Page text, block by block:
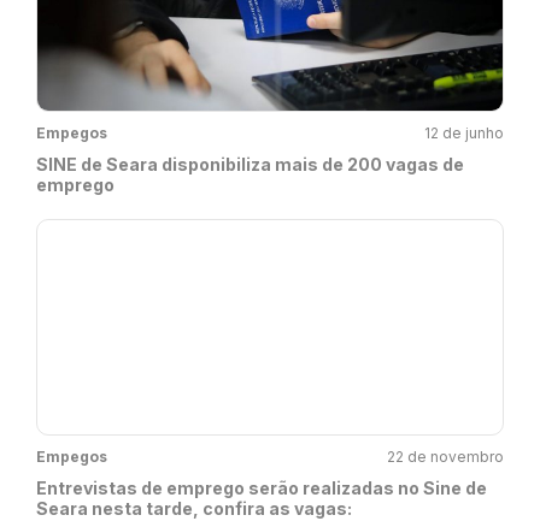
Empegos 12 de junho
SINE de Seara disponibiliza mais de 200 vagas de
emprego
Empegos 22 de novembro
Entrevistas de emprego serão realizadas no Sine de
Seara nesta tarde, confira as vagas: